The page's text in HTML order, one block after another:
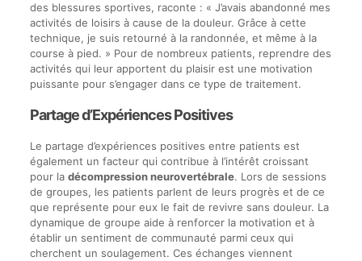
des blessures sportives, raconte : « J’avais abandonné mes
activités de loisirs à cause de la douleur. Grâce à cette
technique, je suis retourné à la randonnée, et même à la
course à pied. » Pour de nombreux patients, reprendre des
activités qui leur apportent du plaisir est une motivation
puissante pour s’engager dans ce type de traitement.
Partage d’Expériences Positives
Le partage d’expériences positives entre patients est
également un facteur qui contribue à l’intérêt croissant
pour la décompression neurovertébrale. Lors de sessions
de groupes, les patients parlent de leurs progrès et de ce
que représente pour eux le fait de revivre sans douleur. La
dynamique de groupe aide à renforcer la motivation et à
établir un sentiment de communauté parmi ceux qui
cherchent un soulagement. Ces échanges viennent